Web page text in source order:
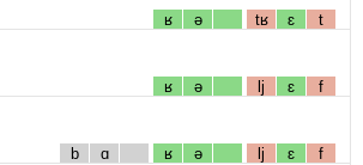
ʁ ə tʁ ɛ t
ʁ ə lj ɛ f
b ɑ ʁ ə lj ɛ f